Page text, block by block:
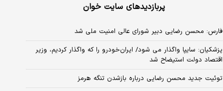
پربازدیدهای سایت خوان
فارس: محسن رضایی دبیر شورای عالی امنیت ملی شد
پزشکیان: سایپا واگذار می شود/ ایران‌خودرو را که واگذار کردیم، وزیر
اقتصاد دولت استیضاح شد
توئیت جدید محسن رضایی درباره بازشدن تنگه هرمز